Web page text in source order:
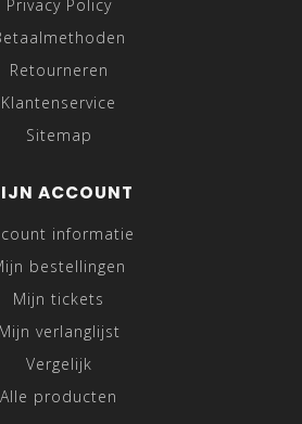
Privacy Policy
Retourneren
Klantenservice
Sitemap
ACCOUNT
informatie
bestellingen
Mijn tickets
Mijn verlanglijst
Vergelijk
Alle producten